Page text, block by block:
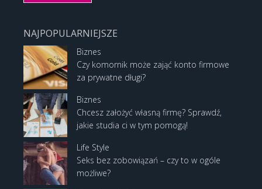
NAJPOPULARNIEJSZE
Biznes
Czy komornik może zająć konto firmowe
za prywatne długi?
Biznes
Chcesz założyć własną firmę? Sprawdź,
jakie studia ci w tym pomogą!
Life Style
Seks bez zobowiązań – czy to w ogóle
możliwe?